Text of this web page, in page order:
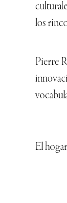
los
Pierre
El